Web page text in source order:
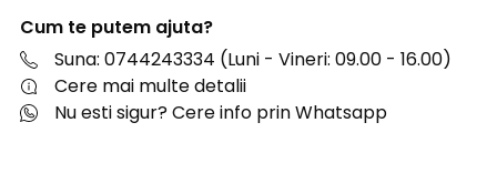
Cum te putem ajuta?
Suna: 0744243334 (Luni - Vineri: 09.00 - 16.00)
Cere mai multe detalii
Nu esti sigur? Cere info prin Whatsapp